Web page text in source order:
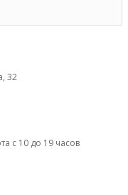
32
с 10 до 19 часов